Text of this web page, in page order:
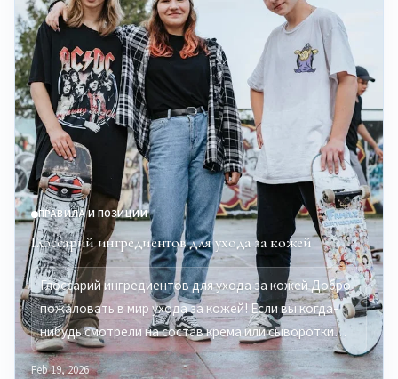
ПРАВИЛА И ПОЗИЦИИ
Глоссарий ингредиентов для ухода за кожей
Глоссарий ингредиентов для ухода за кожей Добро
пожаловать в мир ухода за кожей! Если вы когда-
нибудь смотрели на состав крема или сыворотки…
Feb 19, 2026